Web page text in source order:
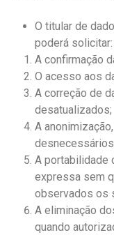
O titular de
poderá solicitar:
A confirmação
O acesso aos
A correção de
desatualizados;
A
A portabilidade
expressa sem
observados os
A eliminação
quando